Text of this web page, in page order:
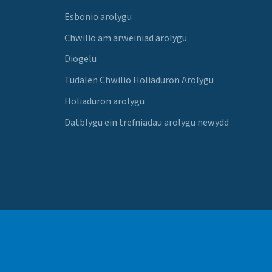
Esbonio arolygu
Chwilio am arweiniad arolygu
Diogelu
Tudalen Chwilio Holiaduron Arolygu
Holiaduron arolygu
Datblygu ein trefniadau arolygu newydd